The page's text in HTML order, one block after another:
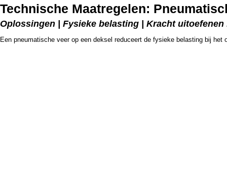
Technische Maatregelen:
Oplossingen | Fysieke belasting | Kracht
Een pneumatische veer op een deksel reduceert de fysieke belasting bij het